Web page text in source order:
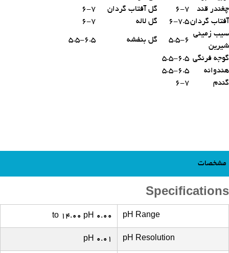
چغندر قند
6-7 گل آفتاب گردان
6-7
آفتاب گردان6-7.5 گل لاله
6-7
سیب زمینی
شیرین
5.5-6 گل بنفشه 5.5-6.5
گوجه فرنگی 5.5-6.5
هندوانه
5.5-6.5
گندم
6-7
مشخصات
Specifications
pH Range
0.00 to 14.00 pH
pH Resolution
0.01 pH